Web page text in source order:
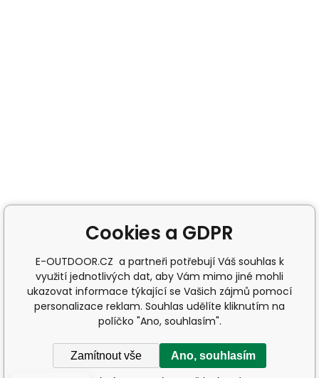
Cookies a GDPR
E-OUTDOOR.CZ a partneři potřebují Váš souhlas k
využití jednotlivých dat, aby Vám mimo jiné mohli
ukazovat informace týkající se Vašich zájmů pomocí
personalizace reklam. Souhlas udělíte kliknutím na
políčko "Ano, souhlasím".
Zamítnout vše Ano, souhlasím